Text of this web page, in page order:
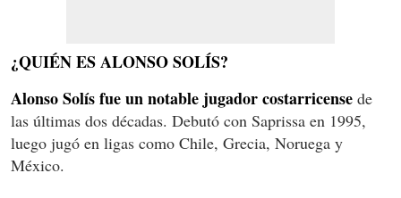
¿QUIÉN ES ALONSO SOLÍS?
Alonso Solís fue un notable jugador costarricense de
las últimas dos décadas. Debutó con Saprissa en 1995,
luego jugó en ligas como Chile, Grecia, Noruega y
México.